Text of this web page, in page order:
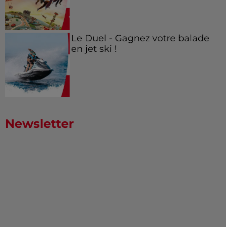
Le Duel - Gagnez votre balade
en jet ski !
Newsletter